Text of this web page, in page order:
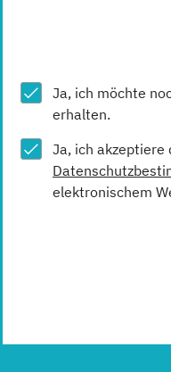
Ja, ich möchte
erhalten.
Ja, ich akzeptiere
elektronischem